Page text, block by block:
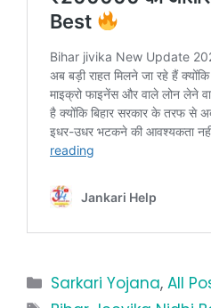
Categories
Sarkari Yojana,All